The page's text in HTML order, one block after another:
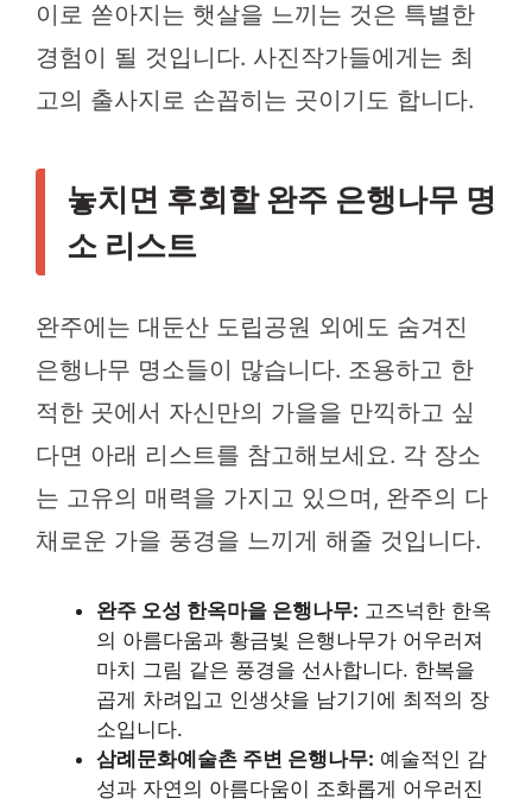
이로 쏟아지는 햇살을 느끼는 것은 특별한
경험이 될 것입니다. 사진작가들에게는 최
고의 출사지로 손꼽히는 곳이기도 합니다.
놓치면 후회할 완주 은행나무 명
소 리스트
완주에는 대둔산 도립공원 외에도 숨겨진
은행나무 명소들이 많습니다. 조용하고 한
적한 곳에서 자신만의 가을을 만끽하고 싶
다면 아래 리스트를 참고해보세요. 각 장소
는 고유의 매력을 가지고 있으며, 완주의 다
채로운 가을 풍경을 느끼게 해줄 것입니다.
완주 오성 한옥마을 은행나무: 고즈넉한 한옥
의 아름다움과 황금빛 은행나무가 어우러져
마치 그림 같은 풍경을 선사합니다. 한복을
곱게 차려입고 인생샷을 남기기에 최적의 장
소입니다.
삼례문화예술촌 주변 은행나무: 예술적인 감
성과 자연의 아름다움이 조화롭게 어우러진